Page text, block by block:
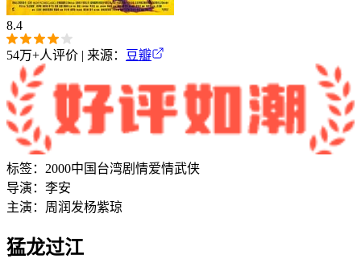
8.4
54万+人评价 | 来源： 豆瓣
标签： 2000中国台湾剧情爱情武侠
导演： 李安
主演： 周润发杨紫琼
猛龙过江